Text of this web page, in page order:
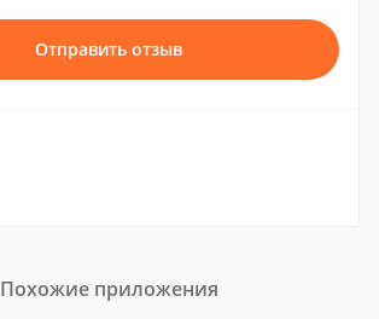
Отправить отзыв
Похожие приложения